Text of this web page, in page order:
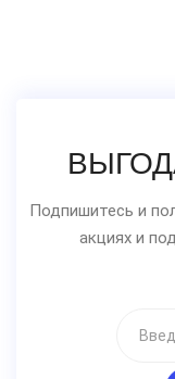
Подпишитесь и
акциях и